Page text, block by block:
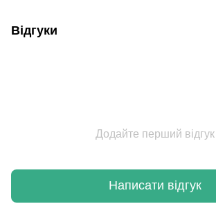
Відгуки
Додайте перший відгук
Написати відгук